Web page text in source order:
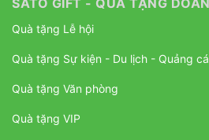
Quà tặng Lễ hội
Quà tặng Sự kiện - Du lịch - Quảng
Quà tặng Văn phòng
Quà tặng VIP